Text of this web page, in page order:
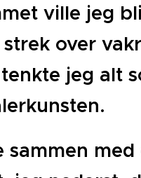
ville jeg
over
jeg alt
sammen